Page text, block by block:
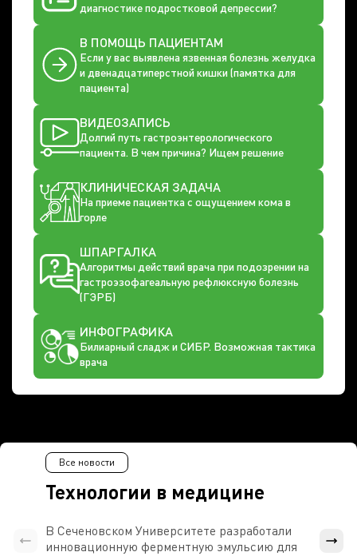
диагностике подростковой депрессии?
В ПОМОЩЬ ПАЦИЕНТАМ
Если у вас выявлена язвенная болезнь желудка
и двенадцатиперстной кишки (памятка для
пациента)
ВИДЕОЗАПИСЬ
Долгий путь гастроэнтерологического
пациента. В чем причина? Ищем решение
КЛИНИЧЕСКАЯ ЗАДАЧА
На приеме пациентка с ощущением кома в
горле
ШПАРГАЛКА
Алгоритмы действий врача при подозрении на
гастроэзофагеальную рефлюксную болезнь
(ГЭРБ)
ИНФОГРАФИКА
Билиарный сладж и СИБР. Возможная тактика
врача
Технологии в медицине
Все новости
В Сеченовском Университете разработали
инновационную ферментную эмульсию для